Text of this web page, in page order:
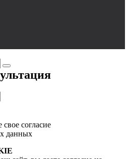
согласие
данных